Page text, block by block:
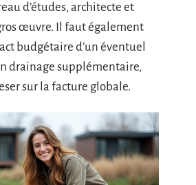
d’études, architecte et
œuvre. Il faut également
budgétaire d’un éventuel
drainage supplémentaire,
sur la facture globale.